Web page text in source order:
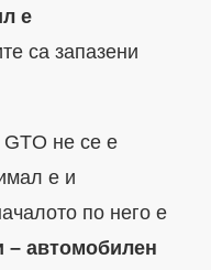
е
са запазени
не се е
е и
по него е
– автомобилен